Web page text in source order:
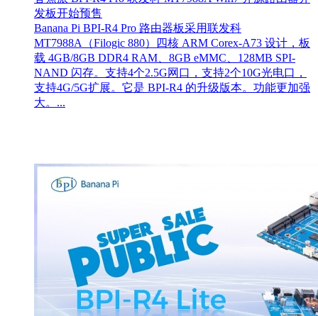
发板开始预售
Banana Pi BPI-R4 Pro 路由器板采用联发科
MT7988A（Filogic 880）四核 ARM Corex-A73 设计，板
载 4GB/8GB DDR4 RAM、8GB eMMC、128MB SPI-
NAND 闪存。支持4个2.5G网口，支持2个10G光电口，
支持4G/5G扩展。它是 BPI-R4 的升级版本。功能更加强
大。...